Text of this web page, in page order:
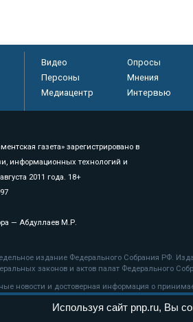
Видео Опросы
Персоны
Мнения
Медиацентр
Интервью
газета» зарегистрировано в
информационных технологий и
2011 года. 18+
— Абдуллаев М.Р.
издание Федерального Собрания РФ.
законов и актов палат Федерального
новости и достоверная информация о
обязательна.
рекомендательные технологии
Используя сайт pnp.ru, Вы